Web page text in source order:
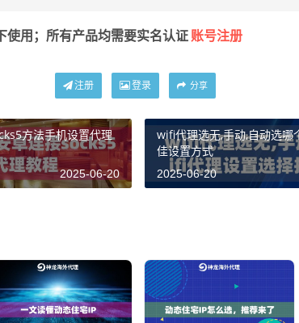
使用；所有产品均需要实名认证 账号注册
注册 登录 分享
方法手机设置代理
2025-06-20
wifi代理选无,手动,自动选
佳设置方式
2025-06-20